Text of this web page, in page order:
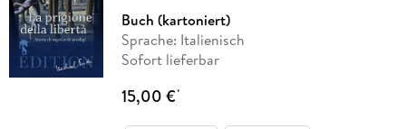
Buch (kartoniert)
Sprache: Italienisch
Sofort lieferbar
15,00 €*